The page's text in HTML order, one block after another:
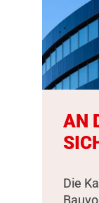
AN
Die